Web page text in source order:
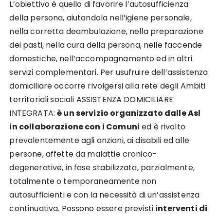
L’obiettivo è quello di favorire l’autosufficienza
della persona, aiutandola nell’igiene personale,
nella corretta deambulazione, nella preparazione
dei pasti, nella cura della persona, nelle faccende
domestiche, nell’accompagnamento ed in altri
servizi complementari. Per usufruire dell’assistenza
domiciliare occorre rivolgersi alla rete degli Ambiti
territoriali sociali ASSISTENZA DOMICILIARE
INTEGRATA:è un servizio organizzato dalle Asl
in collaborazione con i Comuni ed è rivolto
prevalentemente agli anziani, ai disabili ed alle
persone, affette da malattie cronico-
degenerative, in fase stabilizzata, parzialmente,
totalmente o temporaneamente non
autosufficienti e con la necessità di un’assistenza
continuativa. Possono essere previsti interventi di